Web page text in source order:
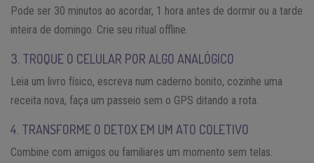
Pode ser 30 minutos ao acordar, 1 hora antes de dormir ou a tarde
inteira de domingo. Crie seu ritual offline.
3. TROQUE O CELULAR POR ALGO ANALÓGICO
Leia um livro físico, escreva num caderno bonito, cozinhe uma
receita nova, faça um passeio sem o GPS ditando a rota.
4. TRANSFORME O DETOX EM UM ATO COLETIVO
Combine com amigos ou familiares um momento sem telas.